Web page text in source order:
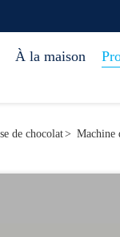
À la maison
de chocolat> Machine